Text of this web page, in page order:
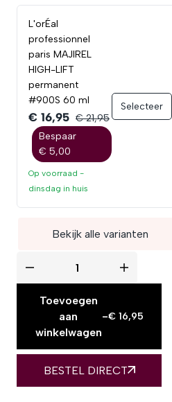
L'orÉal
professionnel
paris MAJIREL
HIGH-LIFT
permanent
#900S 60 ml
€ 16,95 € 21,95
Bespaar
€ 5,00
Op voorraad -
dinsdag in huis
Selecteer
Bekijk alle varianten
Toevoegen
aan
winkelwagen
-€ 16,95
BESTEL DIRECT